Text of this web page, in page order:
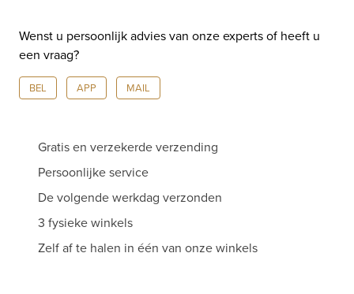
Bronze
01
733
7771
aantal
Wenst u persoonlijk advies van onze experts of heeft u
een vraag?
BEL APP MAIL
Gratis en verzekerde verzending
Persoonlijke service
De volgende werkdag verzonden
3 fysieke winkels
Zelf af te halen in één van onze winkels